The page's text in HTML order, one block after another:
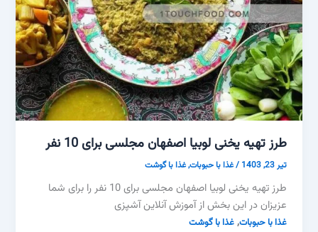
طرز تهیه یخنی لوبیا اصفهان مجلسی برای 10 نفر
تیر 23, 1403 /غذا با حبوبات,غذا با گوشت
طرز تهیه یخنی لوبیا اصفهان مجلسی برای 10 نفر را برای شما
عزیزان در این بخش از آموزش آنلاین آشپزی
غذا با حبوبات,غذا با گوشت